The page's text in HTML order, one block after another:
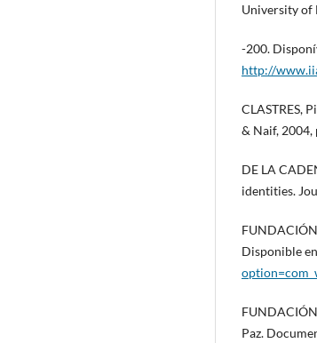
University of
-200.
http://
CLASTRES,
& Naif, 2004,
DE LA
identities.
Disponible
Paz.